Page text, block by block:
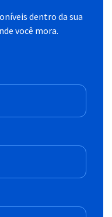
dentro da sua
você mora.